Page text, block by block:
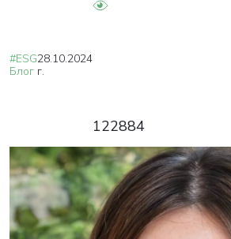
#ESG
Блог
28.10.2024
г.
122884